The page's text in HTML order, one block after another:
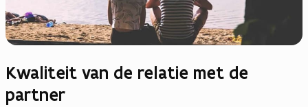
Kwaliteit van de relatie met de
partner